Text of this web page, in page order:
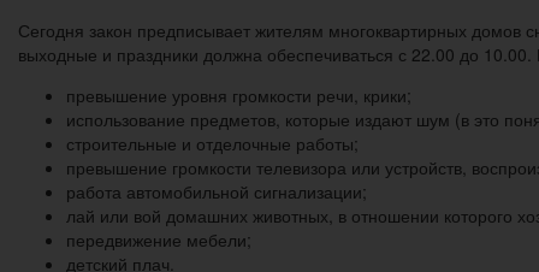
Сегодня закон предписывает жителям многоквартирных
выходные и праздники должна обеспечиваться с 22.00 до
превышение уровня громкости речи, крики;
использование предметов, которые издают шум (в это
строительные и отделочные работы;
превышение громкости телевизора или устройств,
работа автомобильной сигнализации;
лай или вой домашних животных, в отношении которого
передвижение мебели;
детский плач.